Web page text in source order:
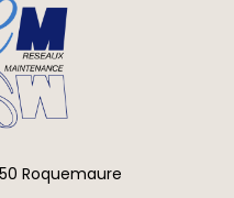
Roquemaure